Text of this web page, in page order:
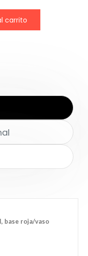
carrito
base roja/vaso